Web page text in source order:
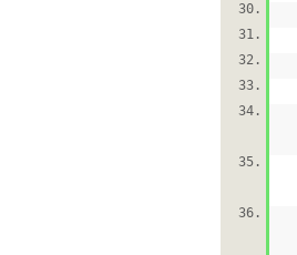
30.
31.
32.
33.
34.
35.
36.